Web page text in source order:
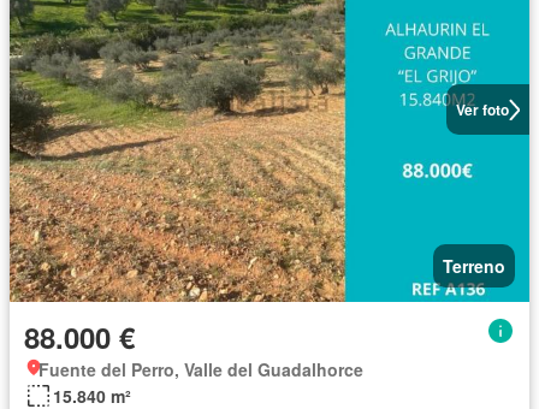
Ver foto
Terreno
88.000 €
Fuente del Perro, Valle del Guadalhorce
15.840 m²